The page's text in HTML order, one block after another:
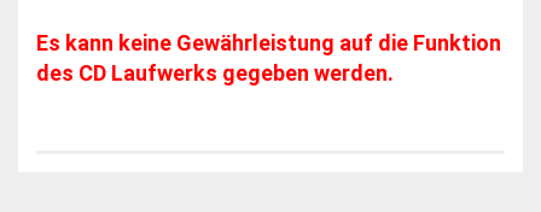
Es kann keine Gewährleistung auf die Funktion
des CD Laufwerks gegeben werden.